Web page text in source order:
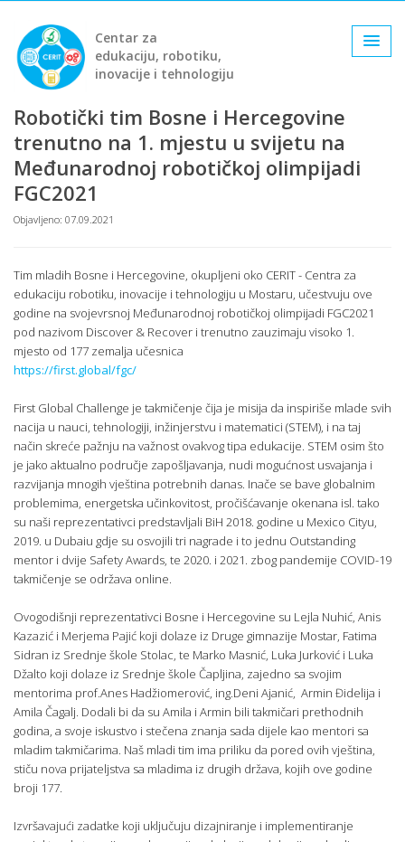
Centar za
edukaciju, robotiku,
inovacije i tehnologiju
Robotički tim Bosne i Hercegovine
trenutno na 1. mjestu u svijetu na
Međunarodnoj robotičkoj olimpijadi
FGC2021
Objavljeno: 07.09.2021
Tim mladih Bosne i Hercegovine, okupljeni oko CERIT - Centra za
edukaciju robotiku, inovacije i tehnologiju u Mostaru, učestvuju ove
godine na svojevrsnoj Međunarodnoj robotičkoj olimpijadi FGC2021
pod nazivom Discover & Recover i trenutno zauzimaju visoko 1.
mjesto od 177 zemalja učesnica
https://first.global/fgc/
First Global Challenge je takmičenje čija je misija da inspiriše mlade svih
nacija u nauci, tehnologiji, inžinjerstvu i matematici (STEM), i na taj
način skreće pažnju na važnost ovakvog tipa edukacije. STEM osim što
je jako aktualno područje zapošljavanja, nudi mogućnost usvajanja i
razvijanja mnogih vještina potrebnih danas. Inače se bave globalnim
problemima, energetska učinkovitost, pročišćavanje okenana isl. tako
su naši reprezentativci predstavljali BiH 2018. godine u Mexico Cityu,
2019. u Dubaiu gdje su osvojili tri nagrade i to jednu Outstanding
mentor i dvije Safety Awards, te 2020. i 2021. zbog pandemije COVID-19
takmičenje se održava online.
Ovogodišnji reprezentativci Bosne i Hercegovine su Lejla Nuhić, Anis
Kazazić i Merjema Pajić koji dolaze iz Druge gimnazije Mostar, Fatima
Sidran iz Srednje škole Stolac, te Marko Masnić, Luka Jurković i Luka
Džalto koji dolaze iz Srednje škole Čapljina, zajedno sa svojim
mentorima prof.Anes Hadžiomerović, ing.Deni Ajanić, Armin Đidelija i
Amila Čagalj. Dodali bi da su Amila i Armin bili takmičari prethodnih
godina, a svoje iskustvo i stečena znanja sada dijele kao mentori sa
mladim takmičarima. Naš mladi tim ima priliku da pored ovih vještina,
stiču nova prijateljstva sa mladima iz drugih država, kojih ove godine
broji 177.
Izvršavajući zadatke koji uključuju dizajniranje i implementiranje